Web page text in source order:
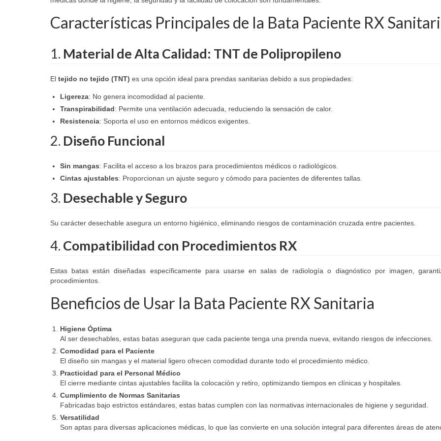
Características Principales de la Bata Paciente RX
1. Material de Alta Calidad: TNT de Polipropileno
El tejido no tejido (TNT) es una opción ideal para prendas sanitarias debido a sus propiedades:
Ligereza: No genera incomodidad al paciente.
Transpirabilidad: Permite una ventilación adecuada, reduciendo la sensación de calor.
Resistencia: Soporta el uso en entornos médicos exigentes.
2. Diseño Funcional
Sin mangas: Facilita el acceso a los brazos para procedimientos médicos o radiológicos.
Cintas ajustables: Proporcionan un ajuste seguro y cómodo para pacientes de diferentes tallas.
3. Desechable y Seguro
Su carácter desechable asegura un entorno higiénico, eliminando riesgos de contaminación cruzada entre pacientes.
4. Compatibilidad con Procedimientos RX
Estas batas están diseñadas específicamente para usarse en salas de radiología o diagnóstico por imagen,
procedimientos.
Beneficios de Usar la Bata Paciente RX Sanitaria
Higiene Óptima
Al ser desechables, estas batas aseguran que cada paciente tenga una prenda nueva, evitando riesgos de infecciones.
Comodidad para el Paciente
El diseño sin mangas y el material ligero ofrecen comodidad durante todo el procedimiento médico.
Practicidad para el Personal Médico
El cierre mediante cintas ajustables facilita la colocación y retiro, optimizando tiempos en clínicas y hospitales.
Cumplimiento de Normas Sanitarias
Fabricadas bajo estrictos estándares, estas batas cumplen con las normativas internacionales de higiene y seguridad.
Versatilidad
Son aptas para diversas aplicaciones médicas, lo que las convierte en una solución integral para diferentes áreas de